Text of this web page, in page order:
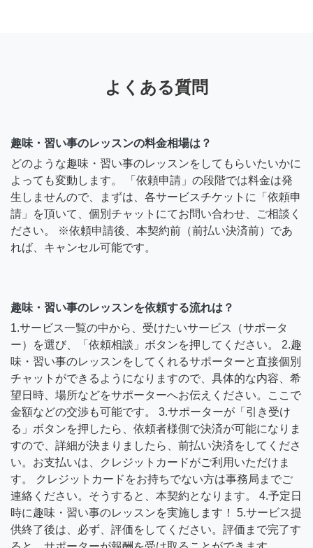
よくある質問
趣味・習い事のレッスンの料金相場は？
どのような趣味・習い事のレッスンをしてもらいたいかに
よっても変動します。 「依頼申請」の段階では料金は発
生しませんので、まずは、各サービスチケットに「依頼申
請」を頂いて、個別チャットにてお問い合わせ、ご相談く
ださい。 ※依頼申請後、本契約前（前払い決済前）であ
れば、キャンセル可能です。
趣味・習い事のレッスンを依頼する流れは？
1.サービス一覧の中から、受けたいサービス（サポータ
ー）を選び、「依頼相談」ボタンを押してください。 2.趣
味・習い事のレッスンをしてくれるサポーターと直接個別
チャットができるようになりますので、具体的な内容、希
望日時、場所などをサポーターへお伝えください。ここで
金額などの交渉も可能です。 3.サポーターが「引き受け
る」ボタンを押したら、依頼者様側で決済が可能になりま
すので、詳細が決まりましたら、前払い決済をしてくださ
い。お支払いは、クレジットカードがご利用いただけま
す。 クレジットカードをお持ちでない方は事務局までご
連絡ください。そうすると、本契約となります。 4.予定日
時に趣味・習い事のレッスンを実施します！ 5.サービス提
供終了後は、必ず、評価をしてください。評価まで完了す